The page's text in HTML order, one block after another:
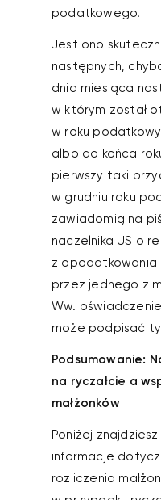
podatkowego.
Jest ono
następnych,
dnia miesiąca
w którym został
w roku
albo do końca
pierwszy taki
w grudniu roku
zawiadomią na
naczelnika US o
z opodatkowania
przez jednego z
Ww.
może podpisać
Podsumowanie:
na ryczałcie a
małżonków
Poniżej
informacje
rozliczenia